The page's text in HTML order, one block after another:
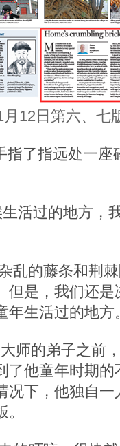
月12日第六、七
指了指远处一
活过的地方，
乱的藤条和荆
但是，我们还
年生活过的地方
师的弟子之前
了他童年时期
况下，他独自